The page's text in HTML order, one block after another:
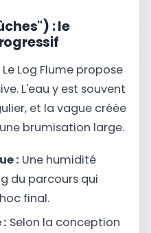
: le
Log Flume propose
L'eau y est souvent
et la vague créée
brumisation large.
: Une humidité
du parcours qui
final.
: Selon la conception